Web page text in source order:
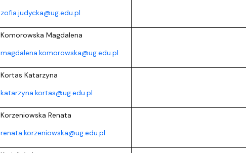
zofia.judycka@ug.edu.pl
Komorowska Magdalena
magdalena.komorowska@ug.edu.pl
Kortas Katarzyna
katarzyna.kortas@ug.edu.pl
Korzeniowska Renata
renata.korzeniowska@ug.edu.pl